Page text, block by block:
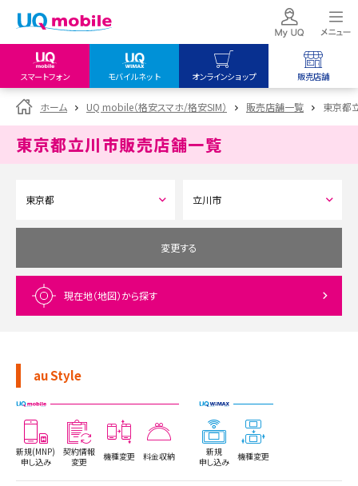
スマートフォン モバイルネット オンラインショップ 販売店舗
my UQ WiMAX
UQ WiMAX ご契約の方
My UQ mobile
データチャージサイト
UQ mobile
オンラインショップ
UQ WiMAX
UQ mobile
販売店舗
UQ WiMAX
ホーム UQ mobile（格安スマホ/格安SIM） 販売店舗一覧 東京都
東京都立川市販売店舗一覧
変更する
現在地（地図）から探す
au Style
新規(MNP)
申し込み
契約情報
変更
機種変更 料金収納
新規
申し込み
機種変更